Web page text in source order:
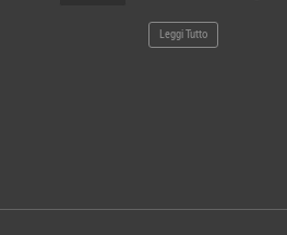
Leggi Tutto